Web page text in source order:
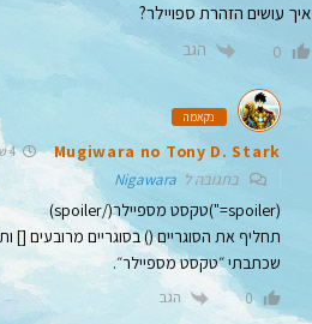
איך עושים הזהרת ספויילר?
0 הגב
נקאמה
Mugiwara no Tony D. Stark 4 שנים לפני
בתגובה ל Nigawara
(spoiler=")טקסט מספיילר(/spoiler)
תחליף את הסוגריים () בסוגריים מרובעים
שכתבתי ״טקסט מספיילר״.
0 הגב